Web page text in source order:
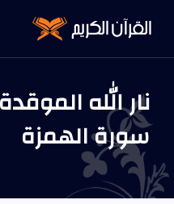
سورة الهمزة